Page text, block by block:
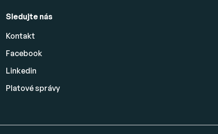
Sledujte nás
Kontakt
Facebook
Linkedin
Platovésprávy